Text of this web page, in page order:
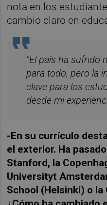
nota en los
cambio claro en
"El país ha sufrido
para todo, pero la
clave para los
desde mi
-En su currículo
el exterior. Ha
Stanford, la
Universityt
School (Helsinki) o la